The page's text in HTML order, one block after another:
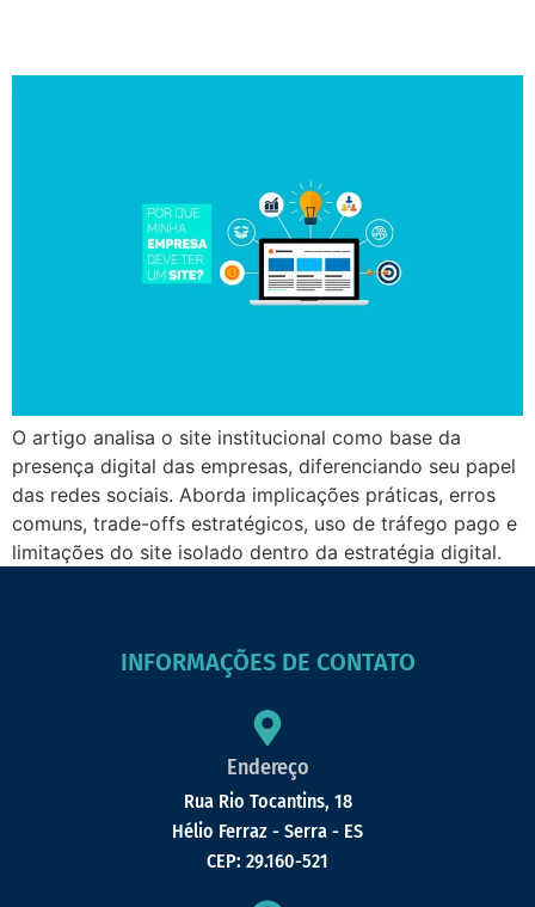
O artigo analisa o site institucional como base da
presença digital das empresas, diferenciando seu papel
das redes sociais. Aborda implicações práticas, erros
comuns, trade-offs estratégicos, uso de tráfego pago e
limitações do site isolado dentro da estratégia digital.
INFORMAÇÕES DE CONTATO
Endereço
Rua Rio Tocantins, 18
Hélio Ferraz - Serra - ES
CEP: 29.160-521